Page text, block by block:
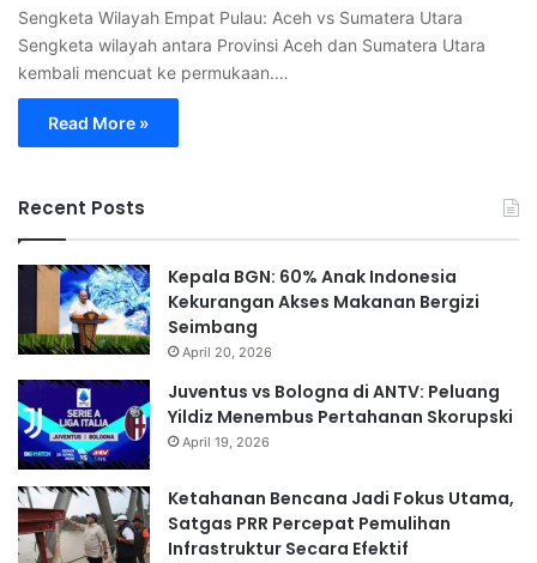
Sengketa Wilayah Empat Pulau: Aceh vs Sumatera Utara
Sengketa wilayah antara Provinsi Aceh dan Sumatera Utara
kembali mencuat ke permukaan.…
Read More »
Recent Posts
Kepala BGN: 60% Anak Indonesia
Kekurangan Akses Makanan Bergizi
Seimbang
April 20, 2026
Juventus vs Bologna di ANTV: Peluang
Yildiz Menembus Pertahanan Skorupski
April 19, 2026
Ketahanan Bencana Jadi Fokus Utama,
Satgas PRR Percepat Pemulihan
Infrastruktur Secara Efektif